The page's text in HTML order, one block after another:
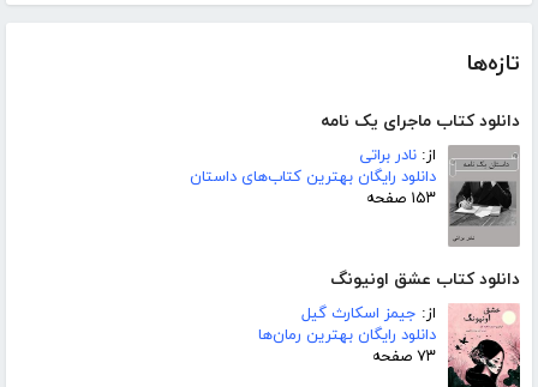
تازه‌ها
دانلود کتاب ماجرای یک نامه
از: نادر براتی
دانلود رایگان بهترین کتاب‌های داستان
۱۵۳ صفحه
دانلود کتاب عشق اونیونگ
از: جیمز اسکارث گیل
دانلود رایگان بهترین رمان‌ها
۷۳ صفحه